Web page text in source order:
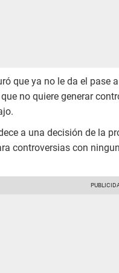
que ya no le da el pase a
no quiere generar
a una decisión de la
controversias con